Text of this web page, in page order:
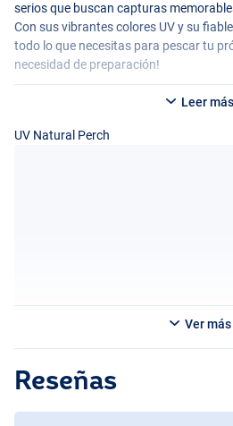
serios que buscan capturas
Con sus vibrantes colores UV y su
todo lo que necesitas para pescar tu
necesidad de preparación!
Leer más
UV Natural Perch
Ver más
Reseñas